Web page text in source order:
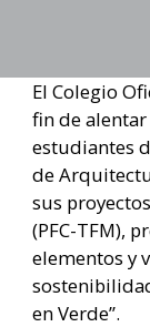
El Colegio
fin de
estudiantes
de
sus
(PFC-TFM),
elementos y
en Verde”.